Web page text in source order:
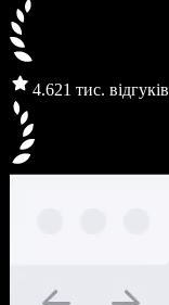
4.621 тис. відгуків